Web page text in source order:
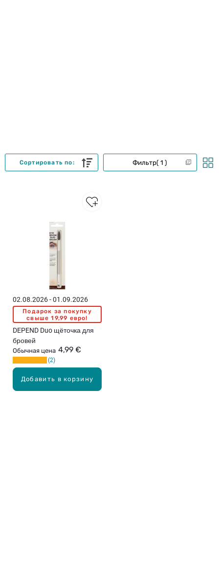
Фильтр 1
Сортировать по:
Добавить в корзину
02.08.2026 - 01.09.2026
Подарок за покупку
свыше 19,99 евро!
DEPEND Duo щёточка для
бровей
Обычная цена 4,99 €
2